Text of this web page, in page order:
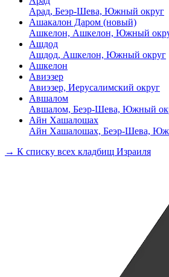
Арад, Беэр-Шева, Южный округ
Ашакалон Даром (новый)
Ашкелон, Ашкелон, Южный
Ашдод
Ашдод, Ашкелон, Южный округ
Ашкелон
Авиэзер
Авиэзер, Иерусалимский округ
Авшалом
Авшалом, Беэр-Шева, Южный
Айн Хашалошах
Айн Хашалошах, Беэр-Шева,
→ К списку всех кладбищ Израиля